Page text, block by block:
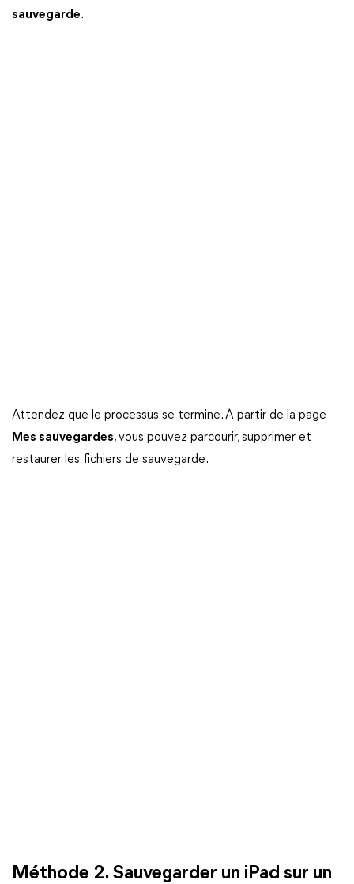
sauvegarde.
Attendez que le processus se termine. À partir de la page
Mes sauvegardes, vous pouvez parcourir, supprimer et
restaurer les fichiers de sauvegarde.
Méthode 2. Sauvegarder un iPad sur un